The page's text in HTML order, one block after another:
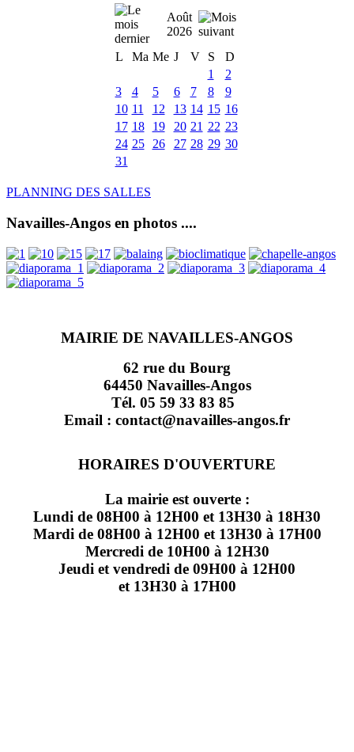
Août
2026
L
Ma Me J V S
D
1
2
3
4 5 6 7 8
9
10 11 12 13 14 15 16
17 18 19 20 21 22 23
24 25 26 27 28 29 30
31
PLANNING DES SALLES
Navailles-Angos en photos ....
MAIRIE DE NAVAILLES-ANGOS
62 rue du Bourg
64450 Navailles-Angos
Tél. 05 59 33 83 85
Email : contact@navailles-angos.fr
HORAIRES D'OUVERTURE
La mairie est ouverte :
Lundi de 08H00 à 12H00 et 13H30 à 18H30
Mardi de 08H00 à 12H00 et 13H30 à 17H00
Mercredi de 10H00 à 12H30
Jeudi et vendredi de 09H00 à 12H00
et 13H30 à 17H00